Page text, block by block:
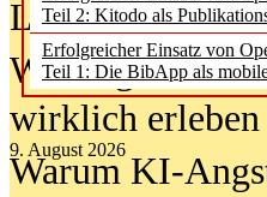
Teil 2: Kitodo als
Erfolgreicher Einsatz von
Teil 1: Die BibApp als
9. August 2026
Lesen als
Wie
wirklich erleben
Warum KI-